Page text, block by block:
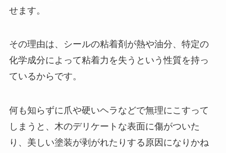
せます。
その理由は、シールの粘着剤が熱や油分、特定の
化学成分によって粘着力を失うという性質を持っ
ているからです。
何も知らずに爪や硬いヘラなどで無理にこすって
しまうと、木のデリケートな表面に傷がついた
り、美しい塗装が剥がれたりする原因になりかね